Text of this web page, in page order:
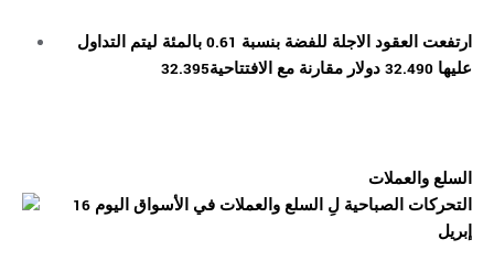
ارتفعت العقود الاجلة للفضة بنسبة 0.61 بالمئة ليتم التداول
عليها 32.490 دولار مقارنة مع الافتتاحية32.395
السلع والعملات